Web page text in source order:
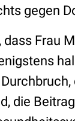
gegen
Frau
die